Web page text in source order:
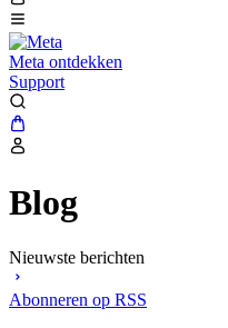
Meta ontdekken
Support
Blog
Nieuwste berichten
Abonneren op RSS